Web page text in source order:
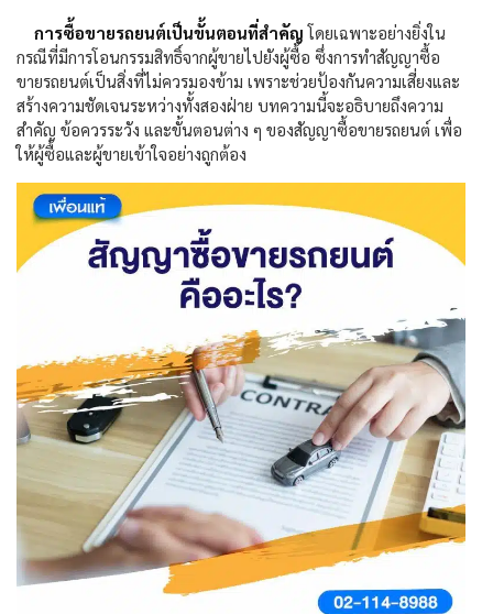
การซื้อขายรถยนต์เป็นขั้นตอนที่สำคัญ โดยเฉพาะอย่างยิ่งใน
กรณีที่มีการโอนกรรมสิทธิ์จากผู้ขายไปยังผู้ซื้อ ซึ่งการทำสัญญาซื้อ
ขายรถยนต์เป็นสิ่งที่ไม่ควรมองข้าม เพราะช่วยป้องกันความเสี่ยงและ
สร้างความชัดเจนระหว่างทั้งสองฝ่าย บทความนี้จะอธิบายถึงความ
สำคัญ ข้อควรระวัง และขั้นตอนต่าง ๆ ของสัญญาซื้อขายรถยนต์ เพื่อ
ให้ผู้ซื้อและผู้ขายเข้าใจอย่างถูกต้อง